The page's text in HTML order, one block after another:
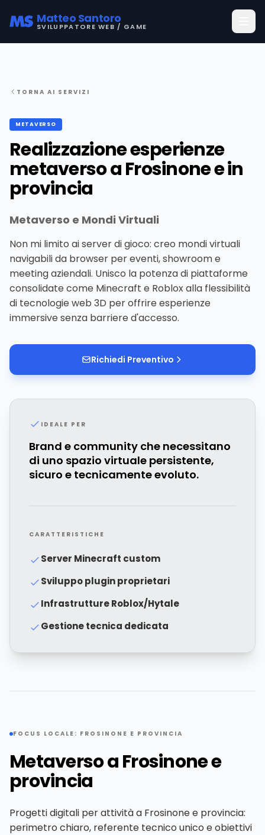
Matteo Santoro
SVILUPPATORE WEB / GAME
TORNA AI SERVIZI
METAVERSO
Realizzazione esperienze
metaverso a Frosinone e in
provincia
Metaverso e Mondi Virtuali
Non mi limito ai server di gioco: creo mondi virtuali
navigabili da browser per eventi, showroom e
meeting aziendali. Unisco la potenza di piattaforme
consolidate come Minecraft e Roblox alla flessibilità
di tecnologie web 3D per offrire esperienze
immersive senza barriere d'accesso.
Richiedi Preventivo
IDEALE PER
Brand e community che necessitano
di uno spazio virtuale persistente,
sicuro e tecnicamente evoluto.
CARATTERISTICHE
Server Minecraft custom
Sviluppo plugin proprietari
Infrastrutture Roblox/Hytale
Gestione tecnica dedicata
FOCUS LOCALE: FROSINONE E PROVINCIA
Metaverso a Frosinone e
provincia
Progetti digitali per attività a Frosinone e provincia:
perimetro chiaro, referente tecnico unico e obiettivi